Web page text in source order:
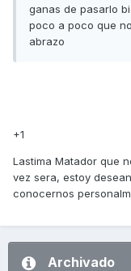
ganas de pasarlo
poco a poco que
abrazo
+1
Lastima Matador que
vez sera, estoy
conocernos
Archivado